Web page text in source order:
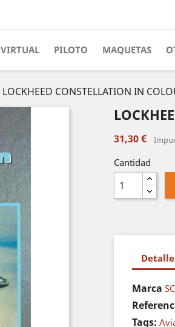
VIRTUAL PILOTO MAQUETAS
LOCKHEED CONSTELLATION IN
31,30 €
Cantidad
Marca
Tags: